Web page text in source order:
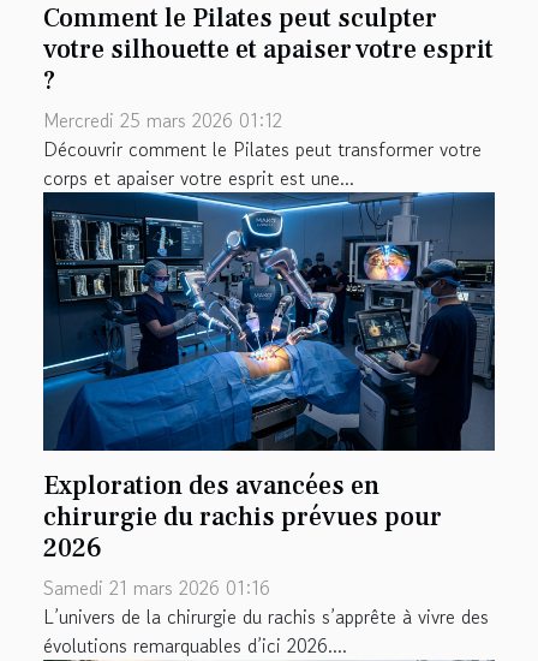
Comment le Pilates peut sculpter
votre silhouette et apaiser votre esprit
?
Mercredi 25 mars 2026 01:12
Découvrir comment le Pilates peut transformer votre
corps et apaiser votre esprit est une...
Exploration des avancées en
chirurgie du rachis prévues pour
2026
Samedi 21 mars 2026 01:16
L’univers de la chirurgie du rachis s’apprête à vivre des
évolutions remarquables d’ici 2026....